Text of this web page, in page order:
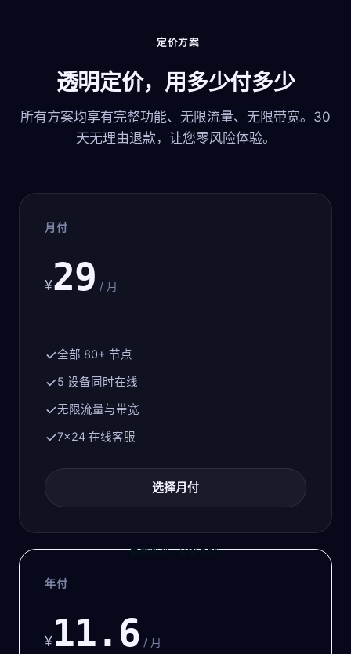
定价方案
透明定价，用多少付多少
所有方案均享有完整功能、无限流量、无限带宽。30
天无理由退款，让您零风险体验。
月付
¥29 / 月
全部 80+ 节点
5 设备同时在线
无限流量与带宽
7×24 在线客服
选择月付
最受欢迎 · 立省 60%
年付
¥11.6 / 月